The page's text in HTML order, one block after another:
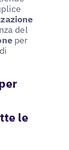
del
per
le